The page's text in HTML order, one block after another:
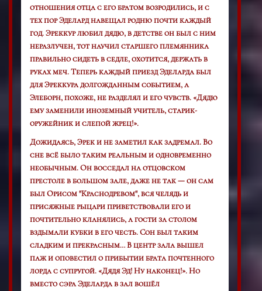
отношения отца с его братом возродились, и с
тех пор Эделард навещал родню почти каждый
год. Эреккур любил дядю, в детстве он был с ним
неразлучен, тот научил старшего племянника
правильно сидеть в седле, охотится, держать в
руках меч. Теперь каждый приезд Эделарда был
для Эреккура долгожданным событием, а
Элеборн, похоже, не разделял и его чувств. «Дядю
ему заменили иноземный учитель, старик-
оружейник и слепой жрец!».
Дожидаясь, Эрек и не заметил как задремал. Во
сне всё было таким реальным и одновременно
необычным. Он восседал на отцовском
престоле в большом зале, даже не так — он сам
был Орисом "Краснодревом", вся челядь и
присяжные рыцари приветствовали его и
почтительно кланялись, а гости за столом
вздымали кубки в его честь. Сон был таким
сладким и прекрасным… В центр зала вышел
паж и оповестил о прибытии брата почтенного
лорда с супругой. «Дядя Эд! Ну наконец!». Но
вместо сэра Эделарда в зал вошёл